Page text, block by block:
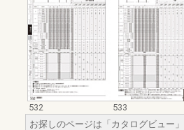
532
533
お探しのページは「カタログビュー